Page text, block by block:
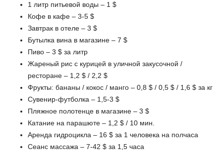
1 литр питьевой воды – 1 $
Кофе в кафе – 3-5 $
Завтрак в отеле – 3 $
Бутылка вина в магазине – 7 $
Пиво – 3 $ за литр
Жареный рис с курицей в уличной закусочной /
ресторане – 1,2 $ / 2,2 $
Фрукты: бананы / кокос / манго – 0,8 $ / 0,5 $ / 1,6 $ за кг
Сувенир-футболка – 1,5-3 $
Пляжное полотенце в магазине – 3 $
Катание на парашюте – 1,2 $ / 10 мин.
Аренда гидроцикла – 16 $ за 1 человека на полчаса
Сеанс массажа – 7-42 $ за 1,5 часа